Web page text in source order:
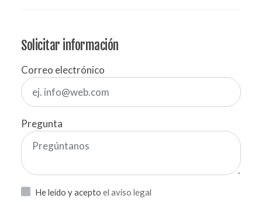
Solicitar información
Correo electrónico
Pregunta
He leído y acepto el aviso legal